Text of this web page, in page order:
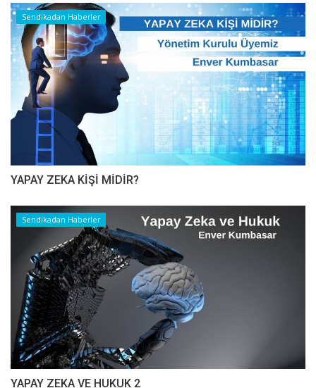
Sendikadan Haberler
YAPAY ZEKA KİŞİ MİDİR?
Sendikadan Haberler
YAPAY ZEKA VE HUKUK 2